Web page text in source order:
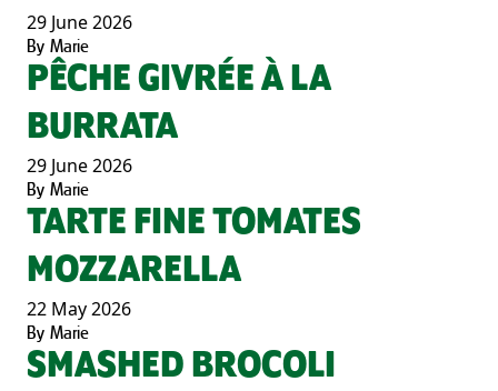
29 June 2026
By Marie
PÊCHE GIVRÉE À LA
BURRATA
29 June 2026
By Marie
TARTE FINE TOMATES
MOZZARELLA
22 May 2026
By Marie
SMASHED BROCOLI